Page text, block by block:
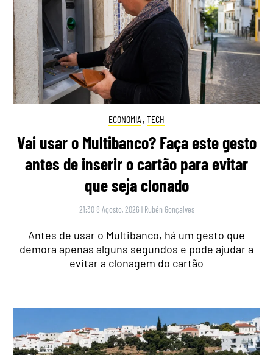
ECONOMIA , TECH
Vai usar o Multibanco? Faça este gesto
antes de inserir o cartão para evitar
que seja clonado
21:30 8 Agosto, 2026 | Rubén Gonçalves
Antes de usar o Multibanco, há um gesto que
demora apenas alguns segundos e pode ajudar a
evitar a clonagem do cartão